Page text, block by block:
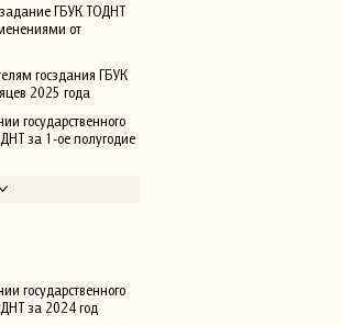
задание ГБУК ТОДНТ
от
госздания ГБУК
2025 года
государственного
за 1-ое полугодие
государственного
за 2024 год